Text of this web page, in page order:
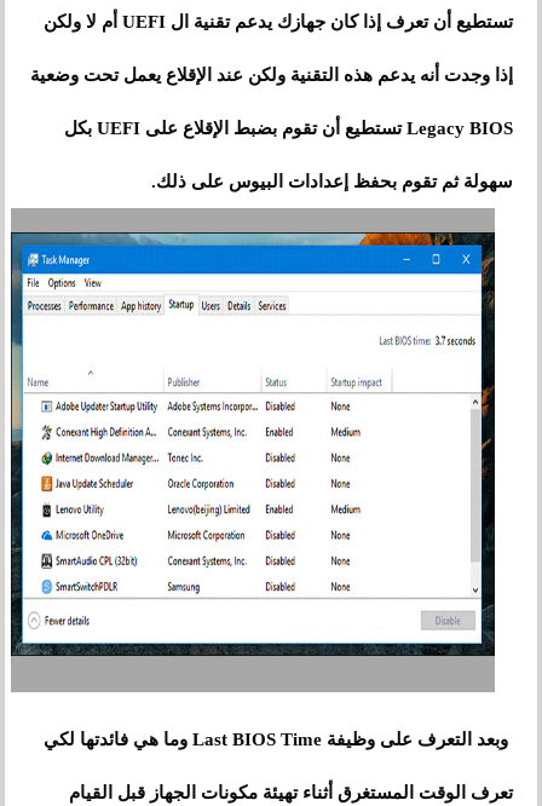
تستطيع أن تعرف إذا كان جهازك يدعم تقنية ال UEFI أم لا ولكن
إذا وجدت أنه يدعم هذه التقنية ولكن عند الإقلاع يعمل تحت وضعية
Legacy BIOS تستطيع أن تقوم بضبط الإقلاع على UEFI بكل
سهولة ثم تقوم بحفظ إعدادات البيوس على ذلك.
وبعد التعرف على وظيفة Last BIOS Time وما هي فائدتها لكي
تعرف الوقت المستغرق أثناء تهيئة مكونات الجهاز قبل القيام